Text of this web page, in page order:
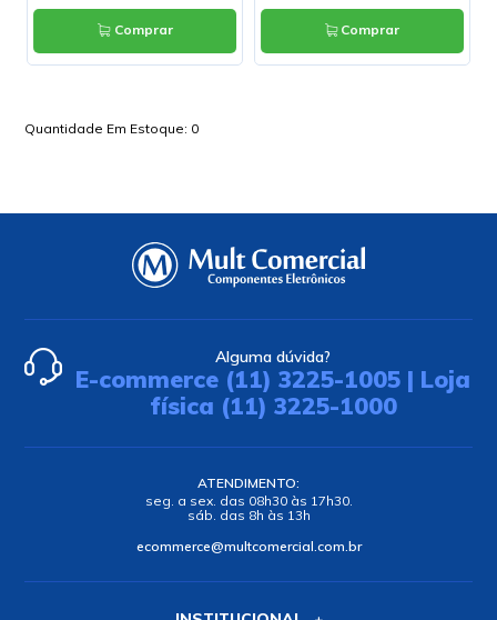
Comprar Comprar
Quantidade Em Estoque: 0
Alguma dúvida?
E-commerce (11) 3225-1005 | Loja
física (11) 3225-1000
ATENDIMENTO:
seg. a sex. das 08h30 às 17h30.
sáb. das 8h às 13h
ecommerce@multcomercial.com.br